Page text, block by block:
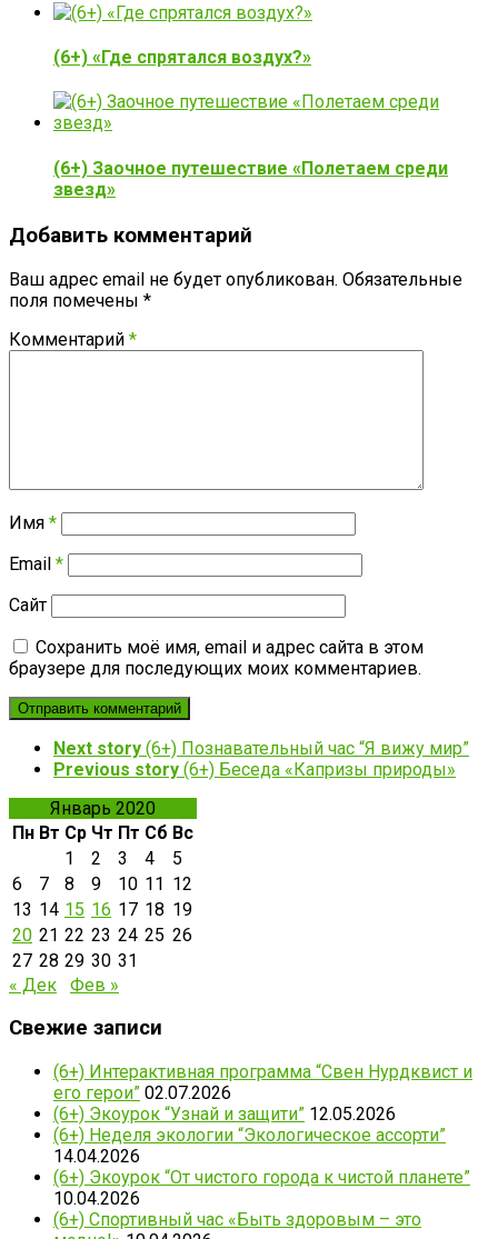
(6+) «Где спрятался воздух?»
(6+) Заочное путешествие «Полетаем среди
звезд»
Добавить комментарий
Ваш адрес email не будет опубликован. Обязательные
поля помечены *
Комментарий *
Имя *
Email *
Сайт
Сохранить моё имя, email и адрес сайта в этом
браузере для последующих моих комментариев.
Next story (6+) Познавательный час “Я вижу мир”
Previous story (6+) Беседа «Капризы природы»
Январь 2020
Пн Вт Ср Чт Пт Сб Вс
1
2 3 4
5
6
7 8 9 10 11 12
13 14 15 16 17 18 19
20 21 22 23 24 25 26
27 28 29 30 31
« Дек
Фев »
Свежие записи
(6+) Интерактивная программа “Свен Нурдквист и
его герои” 02.07.2026
(6+) Экоурок “Узнай и защити” 12.05.2026
(6+) Неделя экологии “Экологическое ассорти”
14.04.2026
(6+) Экоурок “От чистого города к чистой планете”
10.04.2026
(6+) Спортивный час «Быть здоровым – это